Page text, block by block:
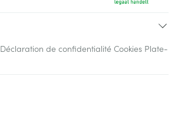
Déclaration de confidentialité Cookies Plate-